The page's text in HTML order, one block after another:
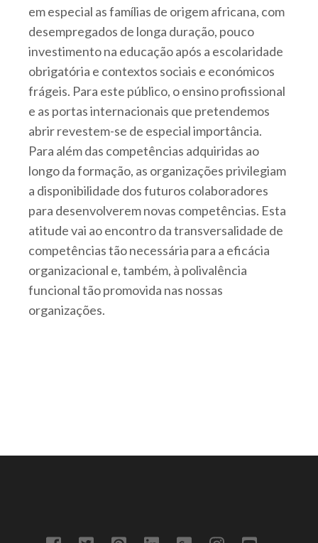
em especial as famílias de origem africana, com
desempregados de longa duração, pouco
investimento na educação após a escolaridade
obrigatória e contextos sociais e económicos
frágeis. Para este público, o ensino profissional
e as portas internacionais que pretendemos
abrir revestem-se de especial importância.
Para além das competências adquiridas ao
longo da formação, as organizações privilegiam
a disponibilidade dos futuros colaboradores
para desenvolverem novas competências. Esta
atitude vai ao encontro da transversalidade de
competências tão necessária para a eficácia
organizacional e, também, à polivalência
funcional tão promovida nas nossas
organizações.